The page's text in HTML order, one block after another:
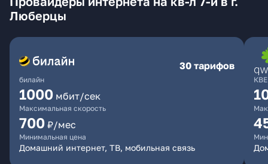
Люберцы
билайн
30 тарифов
1000 мбит/сек
Максимальная скорость
700 ₽/мес
Минимальная цена
Домашний интернет, ТВ, мобильная связь